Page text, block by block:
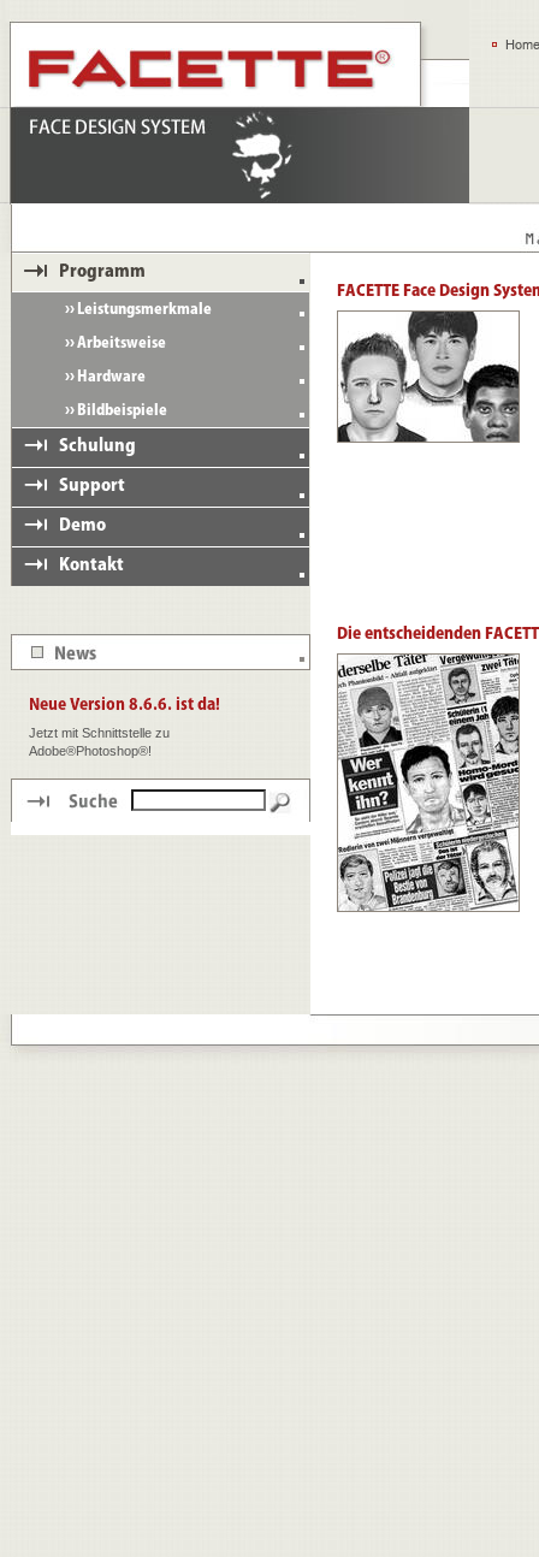
Jetzt mit Schnittstelle zu
Adobe®Photoshop®!